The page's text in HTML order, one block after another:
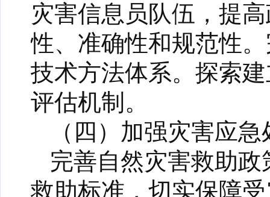
灾害信息员队伍，提
性、准确性和规范性
技术方法体系。探索
评估机制。
（四）加强灾害应
完善自然灾害救助
救助标准，切实保障